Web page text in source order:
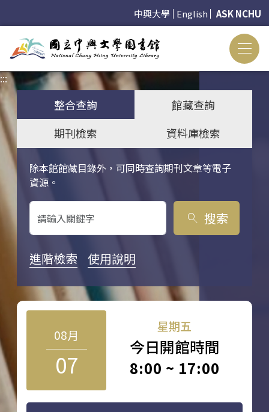
中興大學 English ASK NCHU
:::
整合查詢
館藏查詢
期刊檢索
資料庫檢索
除本館館藏目錄外，可同時查詢期刊文章等電子
資源。
關鍵字搜尋
search 搜索
進階檢索 使用說明
08月
07
星期五
今日開館時間
8:00 ~ 17:00